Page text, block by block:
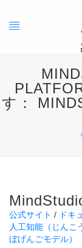
Toggle
navigation
す：
公式サイト
ドキ
人工知能（じんこ
ぼげんごモデル）